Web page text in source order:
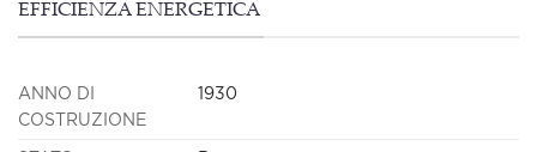
EFFICIENZA ENERGETICA
ANNO DI
COSTRUZIONE
1930